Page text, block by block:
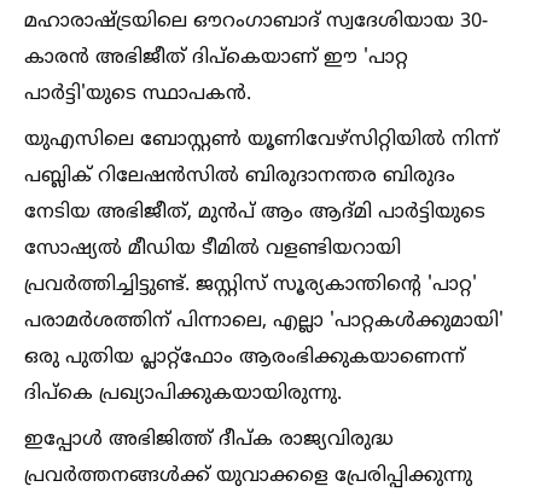
മഹാരാഷ്ട്രയിലെ ഔറംഗാബാദ് സ്വദേശിയായ 30-
കാരൻ അഭിജീത് ദിപ്കെയാണ് ഈ 'പാറ്റ
പാർട്ടി'യുടെ സ്ഥാപകൻ.
യുഎസിലെ ബോസ്റ്റണ്‍ യൂണിവേഴ്സിറ്റിയില്‍ നിന്ന്
പബ്ലിക് റിലേഷൻസില്‍ ബിരുദാനന്തര ബിരുദം
നേടിയ അഭിജീത്, മുൻപ് ആം ആദ്മി പാർട്ടിയുടെ
സോഷ്യല്‍ മീഡിയ ടീമില്‍ വളണ്ടിയറായി
പ്രവർത്തിച്ചിട്ടുണ്ട്. ജസ്റ്റിസ് സൂര്യകാന്തിന്റെ 'പാറ്റ'
പരാമർശത്തിന് പിന്നാലെ, എല്ലാ 'പാറ്റകള്‍ക്കുമായി'
ഒരു പുതിയ പ്ലാറ്റ്ഫോം ആരംഭിക്കുകയാണെന്ന്
ദിപ്കെ പ്രഖ്യാപിക്കുകയായിരുന്നു.
ഇപ്പോള്‍ അഭിജിത്ത് ദീപ്ക രാജ്യവിരുദ്ധ
പ്രവർത്തനങ്ങള്‍ക്ക് യുവാക്കളെ പ്രേരിപ്പിക്കുന്നു